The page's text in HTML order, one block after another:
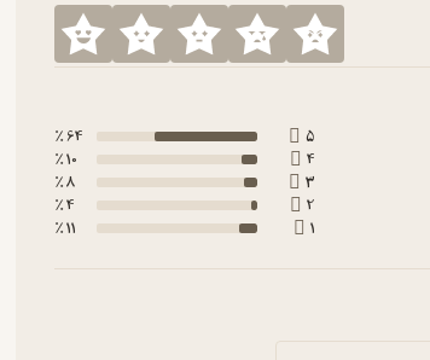
5
64 ٪
4
10 ٪
3
8 ٪
2
4 ٪
1
11 ٪